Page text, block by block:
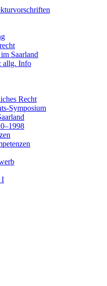
Saarland
allg. Info
Recht
Symposium
I